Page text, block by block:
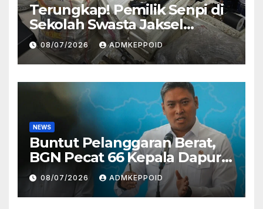
Terungkap! Pemilik Senpi di
Sekolah Swasta Jaksel
Ternyata Direktur
Perusahaan Airsoft Gun
Impor
08/07/2026 ADMKEPPOID
NEWS
Buntut Pelanggaran Berat,
BGN Pecat 66 Kepala Dapur
MBG dan Ungkap Alasannya
08/07/2026 ADMKEPPOID